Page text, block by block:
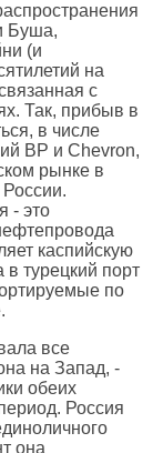
Буша,
(и
на
с
Так, прибыв в
в числе
BP и Chevron,
рынке в
- это
каспийскую
турецкий порт
по
все
на Запад, -
обеих
Россия
она